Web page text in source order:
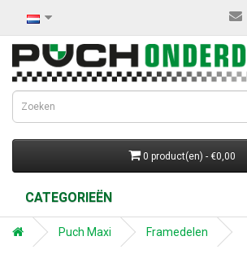
0 product(en) - €0,00
CATEGORIEËN
Puch Maxi Framedelen